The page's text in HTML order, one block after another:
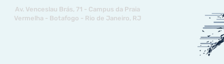
Av. Venceslau Brás, 71 - Campus da Praia
Vermelha - Botafogo - Rio de Janeiro, RJ